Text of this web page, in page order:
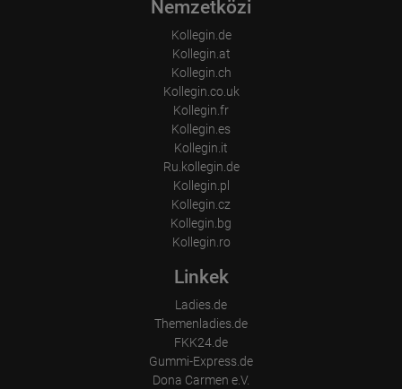
Device (PC, tablet PC or smartphone)
Browser and any add-ons used
Resolution of the computer
Visitor source (Facebook, search engine, or referring website)
Which files were downloaded?
Which videos were watched?
Were any advertising banners clicked?
Where did the visitor go? Did he click on other pages of the
portal or did he leave it completely?
How long did the visitor stay?
Nemzetközi
Kollegin.de
Kollegin.at
Kollegin.ch
Kollegin.co.uk
Kollegin.fr
Kollegin.es
Kollegin.it
Ru.kollegin.de
Kollegin.pl
Kollegin.cz
Kollegin.bg
Kollegin.ro
Linkek
Ladies.de
Themenladies.de
FKK24.de
Gummi-Express.de
Dona Carmen e.V.